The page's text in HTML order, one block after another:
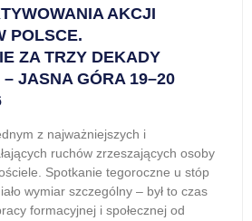
AKCJI
POLSCE.
ZA TRZY DEKADY
JASNA GÓRA 19–20
z najważniejszych i
ruchów zrzeszających osoby
Spotkanie tegoroczne u stóp
wymiar szczególny – był to czas
formacyjnej i społecznej od